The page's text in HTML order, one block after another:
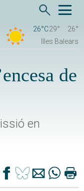
26°C29°
26°
Illes Balears
de
en